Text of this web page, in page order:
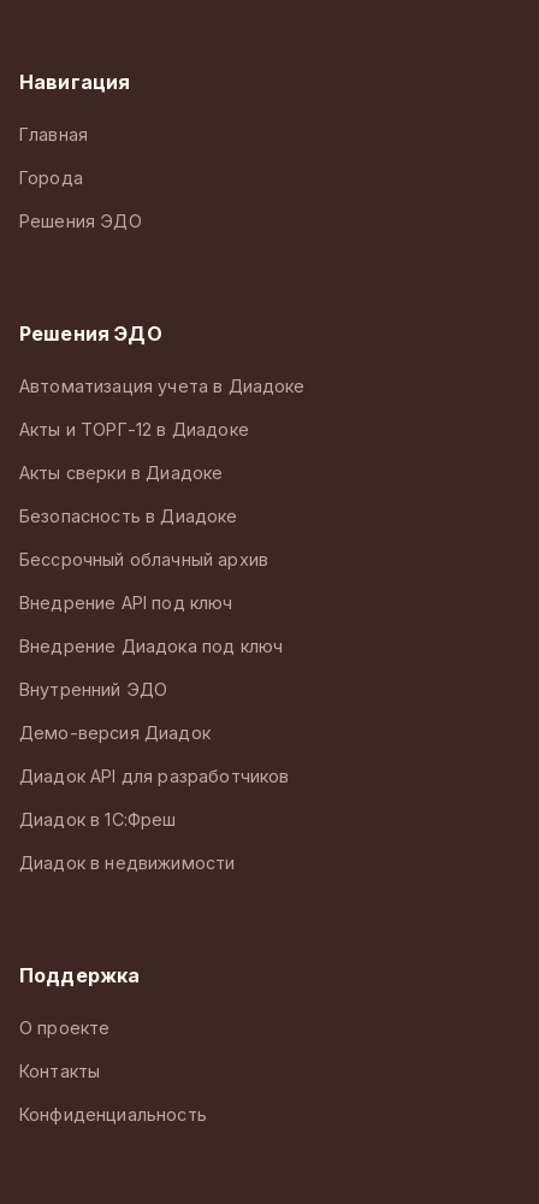
Навигация
Главная
Города
Решения ЭДО
Решения ЭДО
Автоматизация учета в Диадоке
Акты и ТОРГ-12 в Диадоке
Акты сверки в Диадоке
Безопасность в Диадоке
Бессрочный облачный архив
Внедрение API под ключ
Внедрение Диадока под ключ
Внутренний ЭДО
Демо-версия Диадок
Диадок API для разработчиков
Диадок в 1С:Фреш
Диадок в недвижимости
Поддержка
О проекте
Контакты
Конфиденциальность